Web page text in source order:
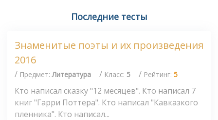
Последние тесты
Знаменитые поэты и их произведения
2016
/ Предмет:Литература / Класс: 5 / Рейтинг: 5
Кто написал сказку "12 месяцев". Кто написал 7
книг "Гарри Поттера". Кто написал "Кавказкого
пленника". Кто написал...